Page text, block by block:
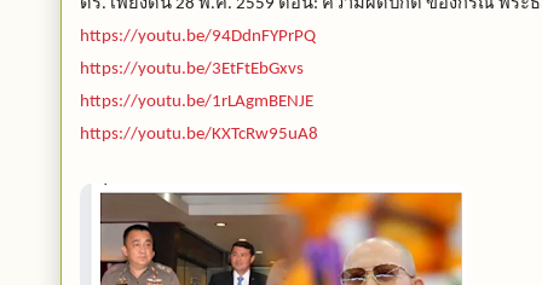
. 28 . . 2559 :
https://youtu.be/94DdnFYPrPQ
https://youtu.be/3EtFtEbGxvs
https://youtu.be/1rLAgmBENJE
https://youtu.be/KXTcRw95uA8